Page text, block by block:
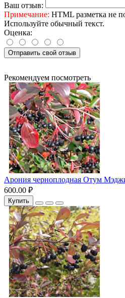
Ваш отзыв:
Примечание: HTML разметка не
Используйте обычный текст.
Оценка:
Отправить свой отзыв
Рекомендуем посмотреть
Арония черноплодная Отум
600.00 ₽
Купить